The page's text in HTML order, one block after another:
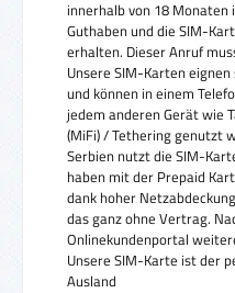
innerhalb von 18
Guthaben und die SIM-
erhalten. Dieser Anruf
Unsere SIM-Karten
und können in einem
jedem anderen Gerät wie
(MiFi) / Tethering genutzt
Serbien nutzt die SIM-
haben mit der Prepaid
dank hoher
das ganz ohne Vertrag.
Onlinekundenportal
Unsere SIM-Karte ist der
Ausland